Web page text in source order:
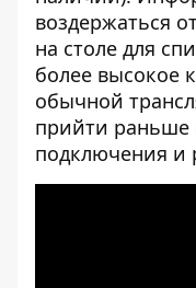
воздержаться
на столе для
более высокое
обычной
прийти раньше
подключения и